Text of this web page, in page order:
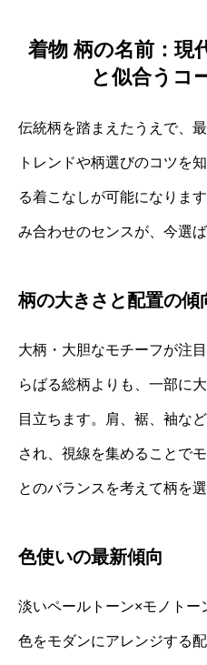
着物 柄の名前：現
と似合うコ
伝統柄を踏まえたうえで、
トレンドや柄選びのコツを
る着こなしが可能になりま
み合わせのセンスが、今選
柄の大きさと配置の傾
大柄・大胆なモチーフが注
らばる総柄よりも、一部に
目立ちます。肩、裾、袖な
され、視線を集めることで
とのバランスを考えて柄を
色使いの最新傾向
淡いペールトーン×モノト
色をモダンにアレンジする